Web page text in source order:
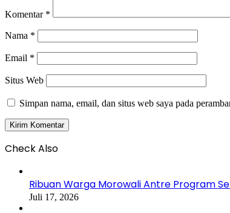
Komentar *
Nama *
Email *
Situs Web
Simpan nama, email, dan situs web saya pada
Check Also
Ribuan Warga Morowali Antre Program
Juli 17, 2026